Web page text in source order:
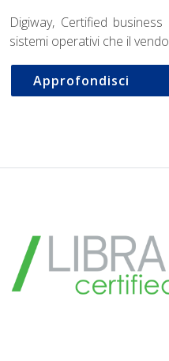
Digiway, Certified
sistemi operativi che il
Approfondisci